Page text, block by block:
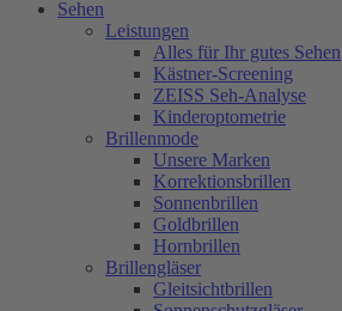
Sehen
Leistungen
Alles für Ihr gutes Sehen
Kästner-Screening
ZEISS Seh-Analyse
Kinderoptometrie
Brillenmode
Unsere Marken
Korrektionsbrillen
Sonnenbrillen
Goldbrillen
Hornbrillen
Brillengläser
Gleitsichtbrillen